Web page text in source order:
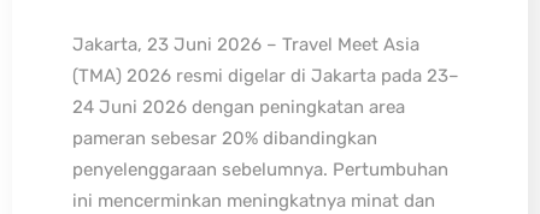
Jakarta, 23 Juni 2026 – Travel Meet Asia
(TMA) 2026 resmi digelar di Jakarta pada 23–
24 Juni 2026 dengan peningkatan area
pameran sebesar 20% dibandingkan
penyelenggaraan sebelumnya. Pertumbuhan
ini mencerminkan meningkatnya minat dan